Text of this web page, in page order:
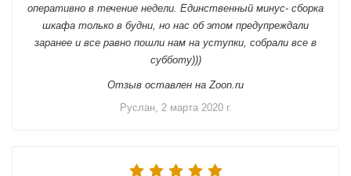
оперативно в течение недели. Единственный минус- сборка
шкафа только в будни, но нас об этом предупреждали
заранее и все равно пошли нам на уступки, собрали все в
субботу)))
Отзыв оставлен на Zoon.ru
Руслан, 2 марта 2020 г.